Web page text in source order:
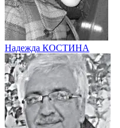
Надежда КОСТИНА